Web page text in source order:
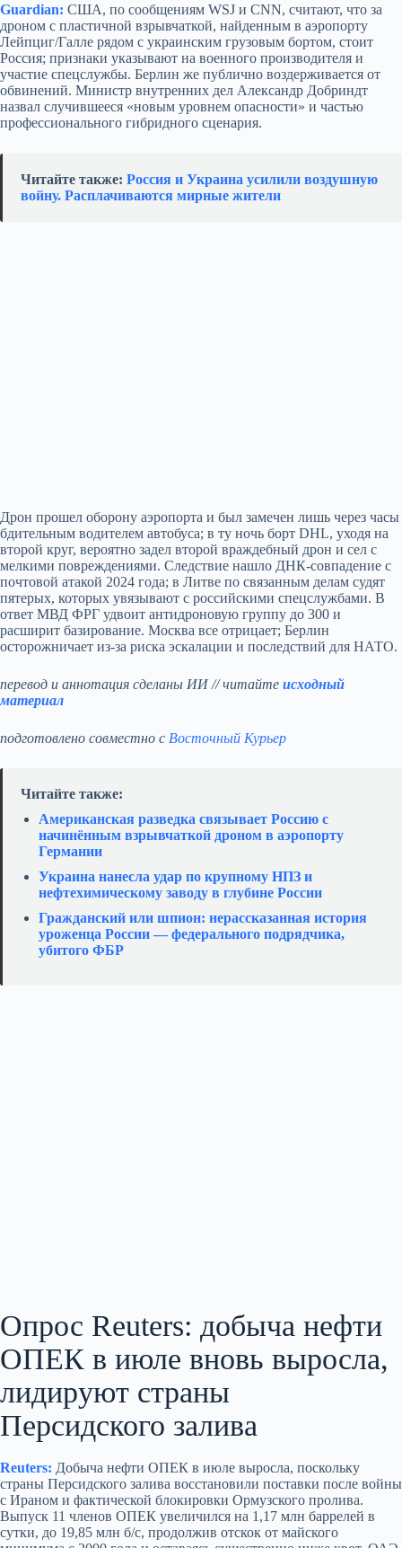
Guardian: США, по сообщениям WSJ и CNN, считают, что за
дроном с пластичной взрывчаткой, найденным в аэропорту
Лейпциг/Галле рядом с украинским грузовым бортом, стоит
Россия; признаки указывают на военного производителя и
участие спецслужбы. Берлин же публично воздерживается от
обвинений. Министр внутренних дел Александр Добриндт
назвал случившееся «новым уровнем опасности» и частью
профессионального гибридного сценария.
Читайте также: Россия и Украина усилили воздушную
войну. Расплачиваются мирные жители
Дрон прошел оборону аэропорта и был замечен лишь через часы
бдительным водителем автобуса; в ту ночь борт DHL, уходя на
второй круг, вероятно задел второй враждебный дрон и сел с
мелкими повреждениями. Следствие нашло ДНК‑совпадение с
почтовой атакой 2024 года; в Литве по связанным делам судят
пятерых, которых увязывают с российскими спецслужбами. В
ответ МВД ФРГ удвоит антидроновую группу до 300 и
расширит базирование. Москва все отрицает; Берлин
осторожничает из‑за риска эскалации и последствий для НАТО.
перевод и аннотация сделаны ИИ // читайте исходный
материал
подготовлено совместно с Восточный Курьер
Читайте также:
Американская разведка связывает Россию с
начинённым взрывчаткой дроном в аэропорту
Германии
Украина нанесла удар по крупному НПЗ и
нефтехимическому заводу в глубине России
Гражданский или шпион: нерассказанная история
уроженца России — федерального подрядчика,
убитого ФБР
Опрос Reuters: добыча нефти
ОПЕК в июле вновь выросла,
лидируют страны
Персидского залива
Reuters: Добыча нефти ОПЕК в июле выросла, поскольку
страны Персидского залива восстановили поставки после войны
с Ираном и фактической блокировки Ормузского пролива.
Выпуск 11 членов ОПЕК увеличился на 1,17 млн баррелей в
сутки, до 19,85 млн б/с, продолжив отскок от майского